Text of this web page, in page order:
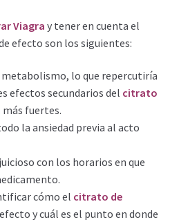
Viagra y tener en cuenta el
efecto son los siguientes:
lo que repercutiría
efectos secundarios del citrato
más fuertes.
la ansiedad previa al acto
con los horarios en que
cómo el citrato de
y cuál es el punto en donde